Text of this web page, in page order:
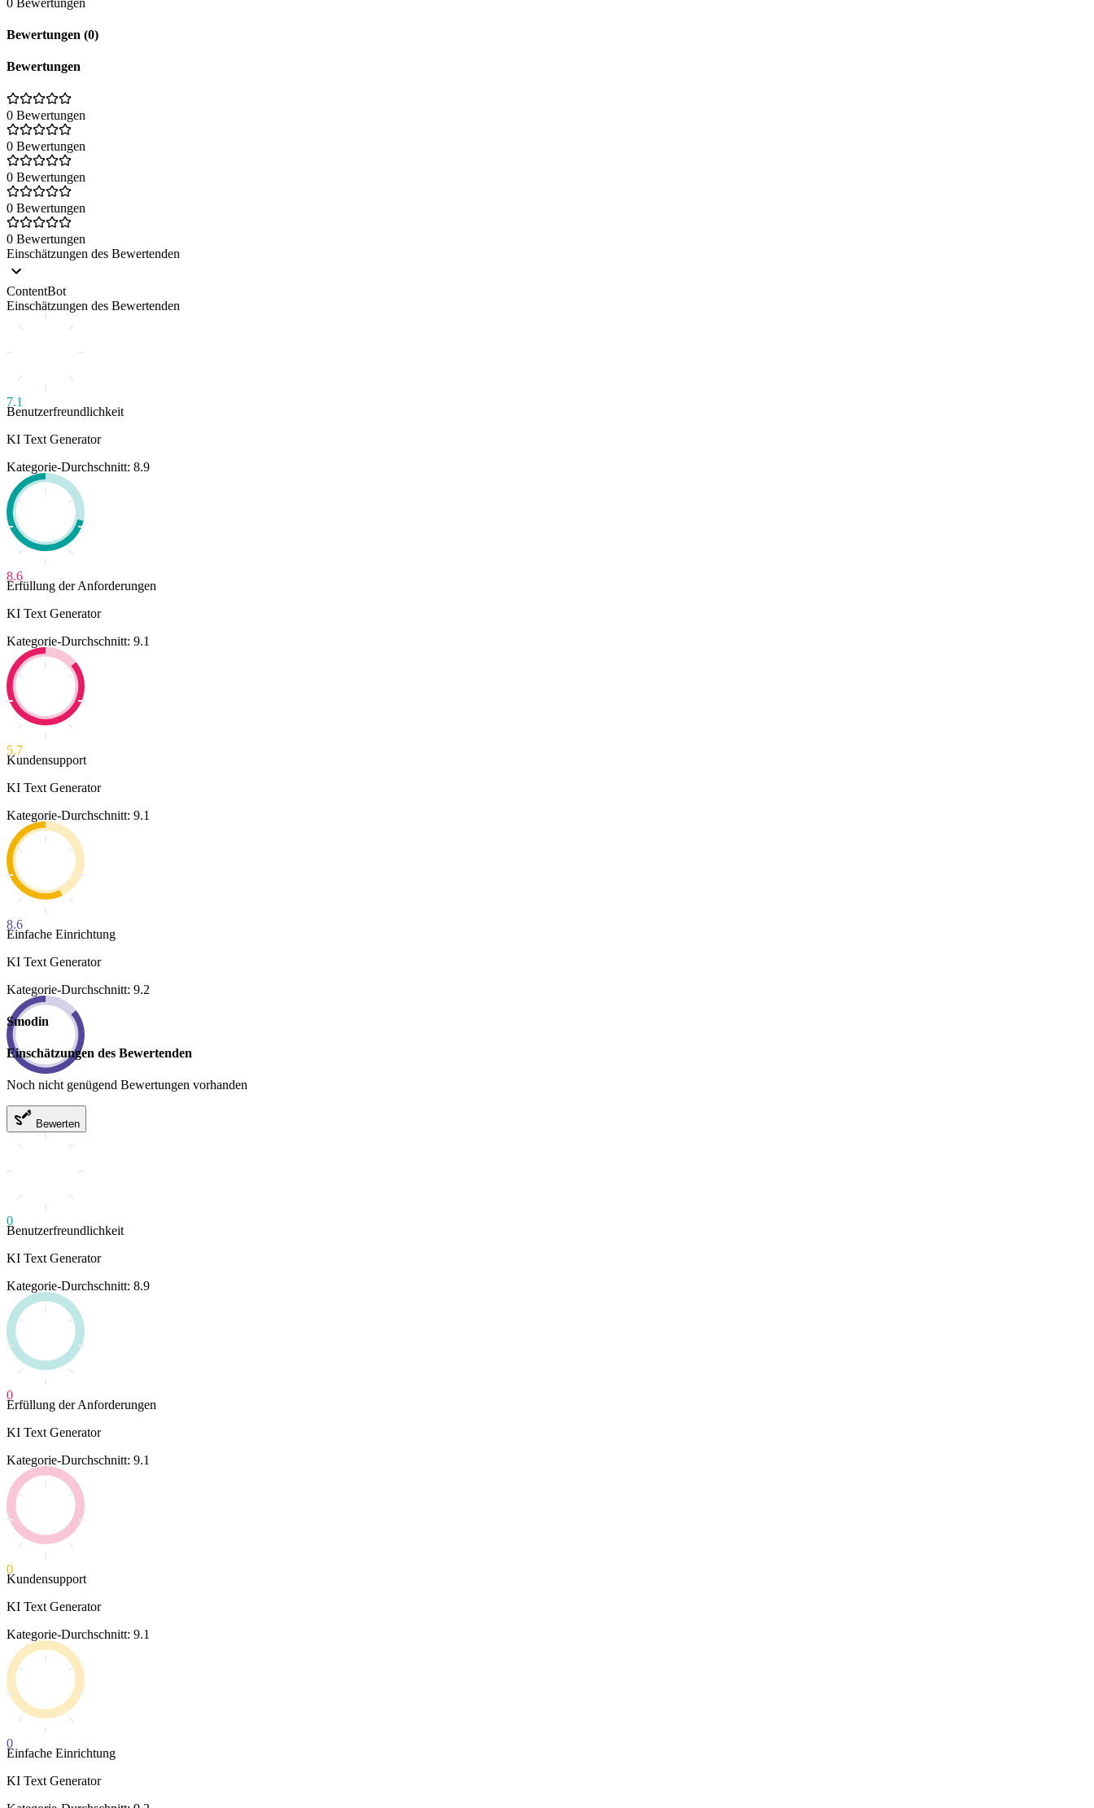
Bewertungen (0)
Bewertungen
0 Bewertungen
0 Bewertungen
0 Bewertungen
0 Bewertungen
0 Bewertungen
Einschätzungen des Bewertenden
ContentBot
Einschätzungen des Bewertenden
7.1
Benutzerfreundlichkeit
KI Text Generator
Kategorie-Durchschnitt: 8.9
8.6
Erfüllung der Anforderungen
KI Text Generator
Kategorie-Durchschnitt: 9.1
5.7
Kundensupport
KI Text Generator
Kategorie-Durchschnitt: 9.1
8.6
Einfache Einrichtung
KI Text Generator
Kategorie-Durchschnitt: 9.2
Smodin
Einschätzungen des Bewertenden
Noch nicht genügend Bewertungen vorhanden
Bewerten
0
Benutzerfreundlichkeit
KI Text Generator
Kategorie-Durchschnitt: 8.9
0
Erfüllung der Anforderungen
KI Text Generator
Kategorie-Durchschnitt: 9.1
0
Kundensupport
KI Text Generator
Kategorie-Durchschnitt: 9.1
0
Einfache Einrichtung
KI Text Generator